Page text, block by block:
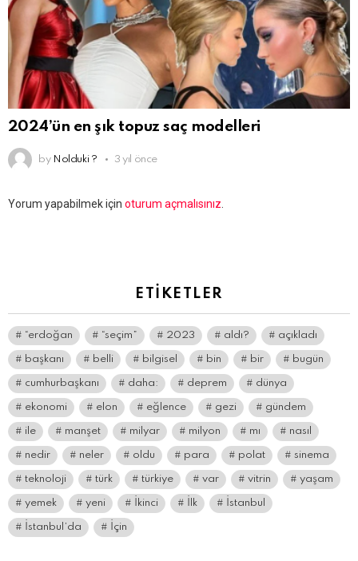
2024’ün en şık topuz saç modelleri
by Nolduki ? 3 yıl önce
Bir
Yorum yapabilmek için oturum açmalısınız
ETIKETLER
“erdoğan “seçim” 2023 aldı? açıkladı
başkanı belli bilgisel bin bir bugün
cumhurbaşkanı daha: deprem dünya
ekonomi elon eğlence gezi gündem
ile manşet milyar milyon mı nasıl
nedir neler oldu para polat sinema
teknoloji türk türkiye var vitrin yaşam
yemek yeni İkinci İlk İstanbul
İstanbul’da İçin